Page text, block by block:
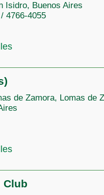
Isidro, Buenos Aires
4766-4055
de Zamora, Lomas de
Club